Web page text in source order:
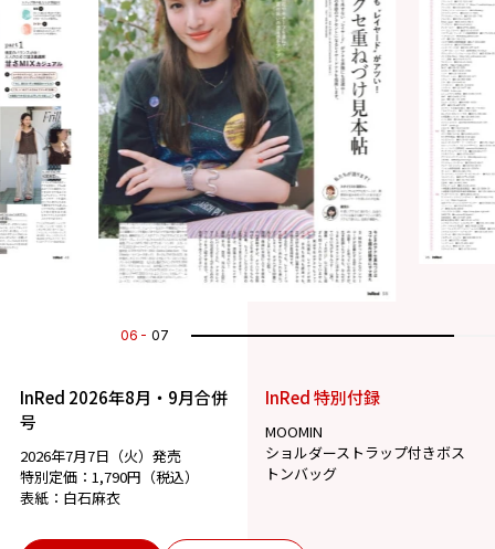
07 07
InRed 2026年8月・9月合併
号
2026年7月7日（火）発売
特別定価：1,790円（税込）
表紙：白石麻衣
InRed 特別付録
MOOMIN
ショルダーストラップ付きボス
トンバッグ